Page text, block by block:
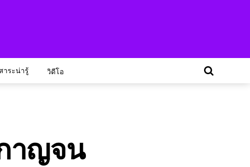
สาระน่ารู้ วิดีโอ
าญจน